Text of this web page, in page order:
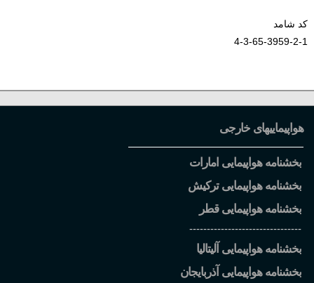
کد شامد
4-3-65-3959-2-1
هواپیماییهای خارجی
بخشنامه هواپیمایی امارات
بخشنامه هواپیمایی ترکیش
بخشنامه هواپیمایی قطر
--------------------------------
بخشنامه هواپیمایی آلیتالیا
بخشنامه هواپیمایی آذربایجان